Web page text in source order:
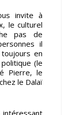
invite à
le culturel
pas de
il
en
(le
Pierre, le
le Dalaï